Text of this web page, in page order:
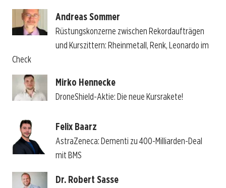
Andreas Sommer
Rüstungskonzerne zwischen Rekordaufträgen
und Kurszittern: Rheinmetall, Renk, Leonardo im
Check
Mirko Hennecke
DroneShield-Aktie: Die neue Kursrakete!
Felix Baarz
AstraZeneca: Dementi zu 400-Milliarden-Deal
mit BMS
Dr. Robert Sasse